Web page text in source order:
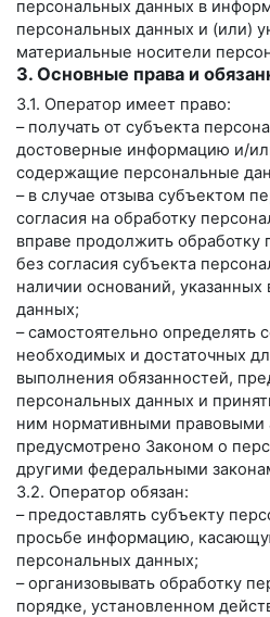
персональных данных в
персональных данных и (или)
материальные носители
3. Основные права и
3.1. Оператор имеет право:
– получать от субъекта
достоверные информацию и/
содержащие персональные
– в случае отзыва субъектом
согласия на обработку
вправе продолжить обработку
без согласия субъекта
наличии оснований,
данных;
– самостоятельно определять
необходимых и достаточных
выполнения обязанностей,
персональных данных и
ним нормативными правовыми
предусмотрено Законом о
другими федеральными
3.2. Оператор обязан:
– предоставлять субъекту
просьбе информацию,
персональных данных;
– организовывать обработку
порядке, установленном